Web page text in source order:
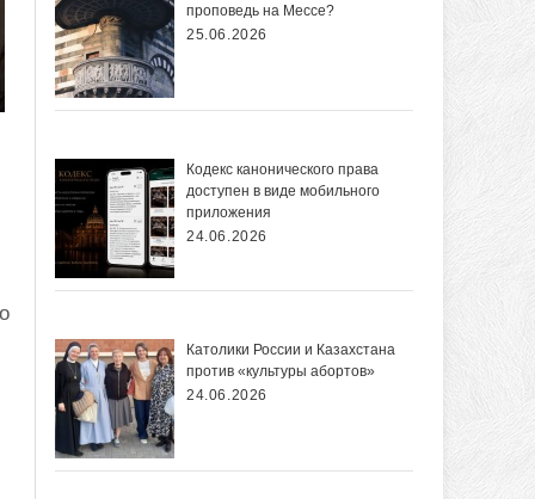
проповедь на Мессе?
25.06.2026
Кодекс канонического права
доступен в виде мобильного
приложения
24.06.2026
Католики России и Казахстана
против «культуры абортов»
24.06.2026